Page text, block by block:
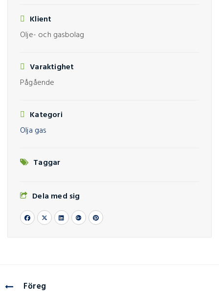
Klient
Olje- och gasbolag
Varaktighet
Pågående
Kategori
Olja gas
Taggar
Dela med sig
Föreg